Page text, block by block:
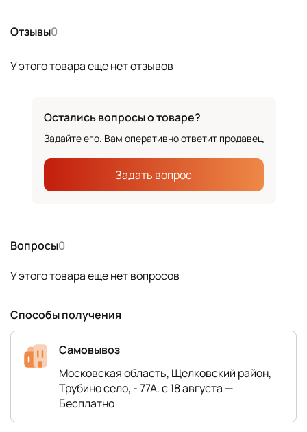
Отзывы0
У этого товара еще нет отзывов
Вопросы0
У этого товара еще нет вопросов
Способы получения
Самовывоз
Московская область, Щелковский район,
Трубино село, - 77А. с 18 августа —
Бесплатно
Остались вопросы о товаре?
Задайте его. Вам оперативно ответит продавец
Задать вопрос